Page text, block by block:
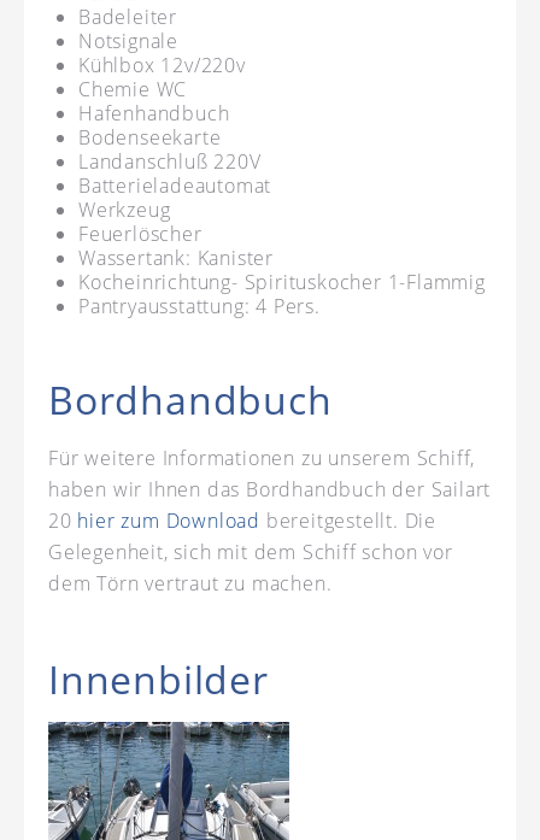
Badeleiter
Notsignale
Kühlbox 12v/220v
Chemie WC
Hafenhandbuch
Bodenseekarte
Landanschluß 220V
Batterieladeautomat
Werkzeug
Feuerlöscher
Wassertank: Kanister
Kocheinrichtung- Spirituskocher 1-Flammig
Pantryausstattung: 4 Pers.
Bordhandbuch
Für weitere Informationen zu unserem Schiff,
haben wir Ihnen das Bordhandbuch der Sailart
20 hier zum Download bereitgestellt. Die
Gelegenheit, sich mit dem Schiff schon vor
dem Törn vertraut zu machen.
Innenbilder